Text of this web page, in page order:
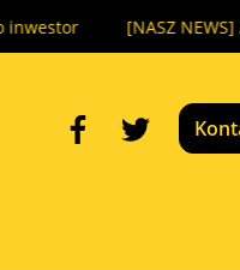
[NASZ NEWS] Afera